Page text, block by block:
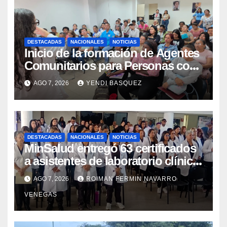
DESTACADAS NACIONALES NOTICIAS
Inicio de la formación de Agentes
Comunitarios para Personas con
Discapacidad en el Centro de
Rehabilitación J.J. Arvelo
AGO 7, 2026 YENDI BASQUEZ
DESTACADAS NACIONALES NOTICIAS
MinSalud entregó 63 certificados
a asistentes de laboratorio clínico
para garantizar respaldo legal y
profesional
AGO 7, 2026 ROIMAN FERMIN NAVARRO
VENEGAS